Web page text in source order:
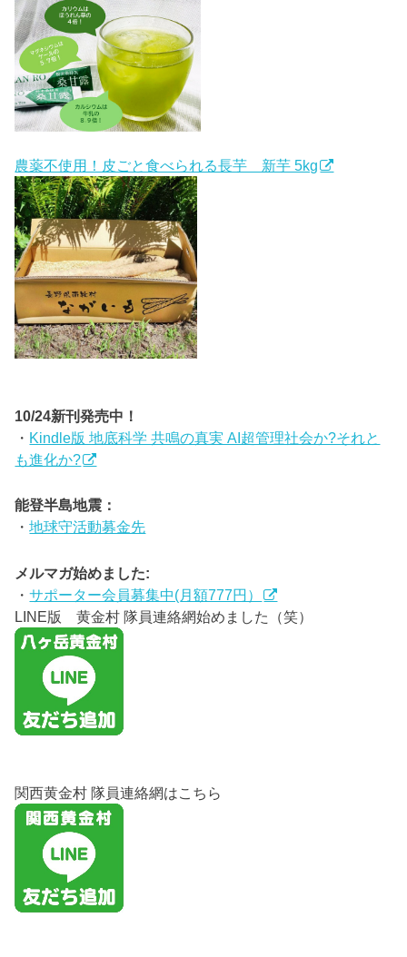
農薬不使用！皮ごと食べられる長芋 新芋 5kg
10/24新刊発売中！
・ Kindle版 地底科学 共鳴の真実 AI超管理社会か?それと
も進化か?
能登半島地震：
・地球守活動募金先
メルマガ始めました:
・サポーター会員募集中(月額777円）
LINE版 黄金村 隊員連絡網始めました（笑）
関西黄金村 隊員連絡網はこちら